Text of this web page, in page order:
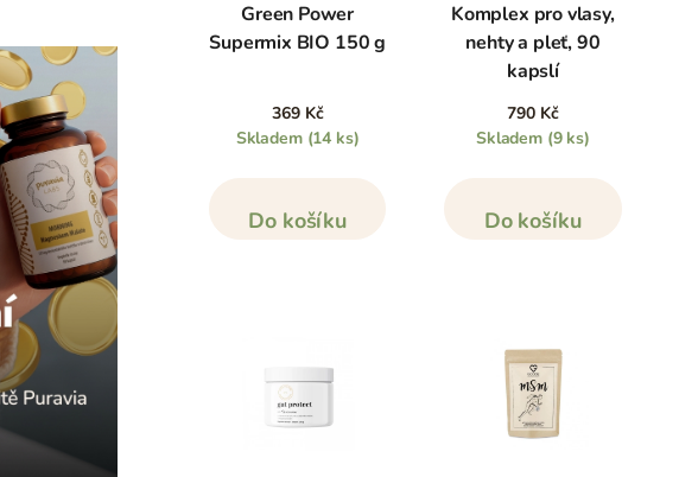
Green Power
Supermix BIO 150 g
369 Kč
Skladem (14 ks)
Do košíku
Komplex pro vlasy,
nehty a pleť, 90
kapslí
790 Kč
Skladem (9 ks)
Do košíku